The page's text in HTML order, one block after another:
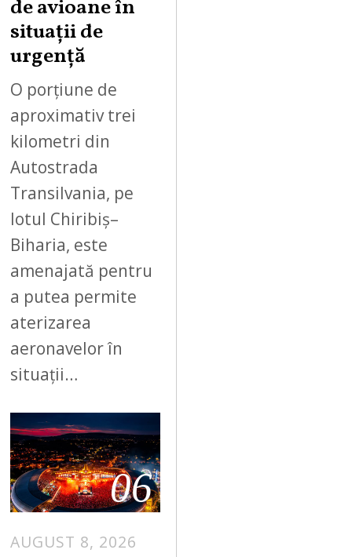
de avioane în
situații de
urgență
O porțiune de
aproximativ trei
kilometri din
Autostrada
Transilvania, pe
lotul Chiribiș–
Biharia, este
amenajată pentru
a putea permite
aterizarea
aeronavelor în
situații…
06
AUGUST 8, 2026